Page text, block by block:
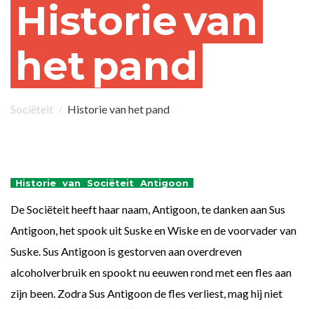
Historievan
het pand
Sociëteit Historie van het pand
Historie van Sociëteit Antigoon
De Sociëteit heeft haar naam, Antigoon, te danken aan Sus
Antigoon, het spook uit Suske en Wiske en de voorvader van
Suske. Sus Antigoon is gestorven aan overdreven
alcoholverbruik en spookt nu eeuwen rond met een fles aan
zijn been. Zodra Sus Antigoon de fles verliest, mag hij niet